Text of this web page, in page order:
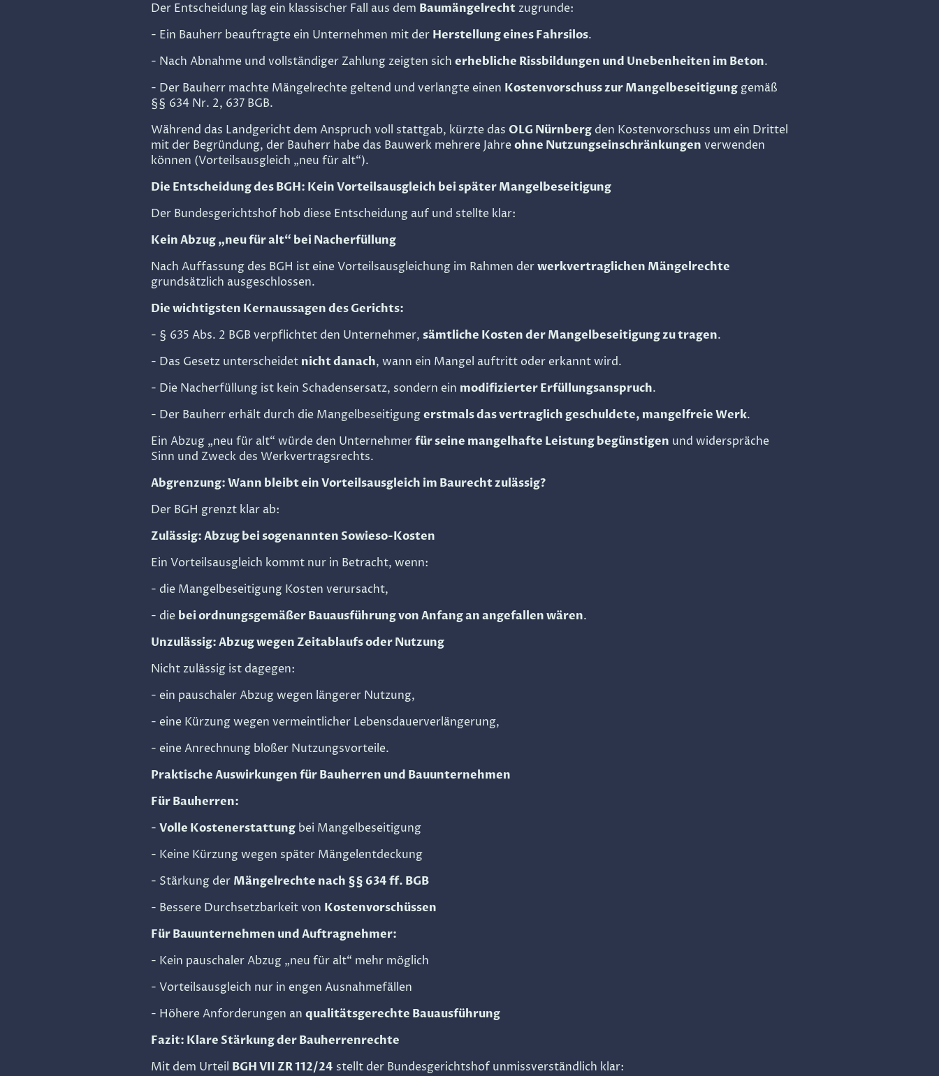
Der Entscheidung lag ein klassischer Fall aus dem Baumängelrecht zugrunde:
- Ein Bauherr beauftragte ein Unternehmen mit der Herstellung eines Fahrsilos.
- Nach Abnahme und vollständiger Zahlung zeigten sich erhebliche Rissbildungen und Unebenheiten im Beton.
- Der Bauherr machte Mängelrechte geltend und verlangte einen Kostenvorschuss zur Mangelbeseitigung gemäß
§§ 634 Nr. 2, 637 BGB.
Während das Landgericht dem Anspruch voll stattgab, kürzte das OLG Nürnberg den Kostenvorschuss um ein Drittel
mit der Begründung, der Bauherr habe das Bauwerk mehrere Jahre ohne Nutzungseinschränkungen verwenden
können (Vorteilsausgleich „neu für alt“).
Die Entscheidung des BGH: Kein Vorteilsausgleich bei später Mangelbeseitigung
Der Bundesgerichtshof hob diese Entscheidung auf und stellte klar:
Kein Abzug „neu für alt“ bei Nacherfüllung
Nach Auffassung des BGH ist eine Vorteilsausgleichung im Rahmen derwerkvertraglichen Mängelrechte
grundsätzlich ausgeschlossen.
Die wichtigsten Kernaussagen des Gerichts:
- § 635 Abs. 2 BGB verpflichtet den Unternehmer, sämtliche Kosten der Mangelbeseitigung zu tragen.
- Das Gesetz unterscheidet nicht danach, wann ein Mangel auftritt oder erkannt wird.
- Die Nacherfüllung ist kein Schadensersatz, sondern ein modifizierter Erfüllungsanspruch.
- Der Bauherr erhält durch die Mangelbeseitigungerstmals das vertraglich geschuldete, mangelfreie Werk.
Ein Abzug „neu für alt“ würde den Unternehmerfür seine mangelhafte Leistung begünstigen und widerspräche
Sinn und Zweck des Werkvertragsrechts.
Abgrenzung: Wann bleibt ein Vorteilsausgleich im Baurecht zulässig?
Der BGH grenzt klar ab:
Zulässig: Abzug bei sogenannten Sowieso-Kosten
Ein Vorteilsausgleich kommt nur in Betracht, wenn:
- die Mangelbeseitigung Kosten verursacht,
- die bei ordnungsgemäßer Bauausführung von Anfang an angefallen wären.
Unzulässig: Abzug wegen Zeitablaufs oder Nutzung
Nicht zulässig ist dagegen:
- ein pauschaler Abzug wegen längerer Nutzung,
- eine Kürzung wegen vermeintlicher Lebensdauerverlängerung,
- eine Anrechnung bloßer Nutzungsvorteile.
Praktische Auswirkungen für Bauherren und Bauunternehmen
Für Bauherren:
- Volle Kostenerstattung bei Mangelbeseitigung
- Keine Kürzung wegen später Mängelentdeckung
- Stärkung der Mängelrechte nach §§ 634 ff. BGB
- Bessere Durchsetzbarkeit von Kostenvorschüssen
Für Bauunternehmen und Auftragnehmer:
- Kein pauschaler Abzug „neu für alt“ mehr möglich
- Vorteilsausgleich nur in engen Ausnahmefällen
- Höhere Anforderungen an qualitätsgerechte Bauausführung
Fazit: Klare Stärkung der Bauherrenrechte
Mit dem Urteil BGH VII ZR 112/24 stellt der Bundesgerichtshof unmissverständlich klar: